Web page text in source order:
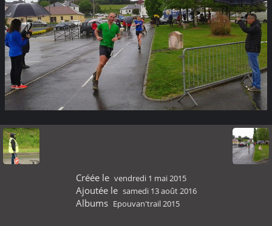
Créée le vendredi 1 mai 2015
Ajoutée le samedi 13 août 2016
Albums Epouvan'trail 2015